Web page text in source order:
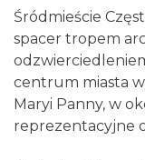
Śródmieście
spacer tropem
centrum miasta
Maryi Panny, w
reprezentacyjne